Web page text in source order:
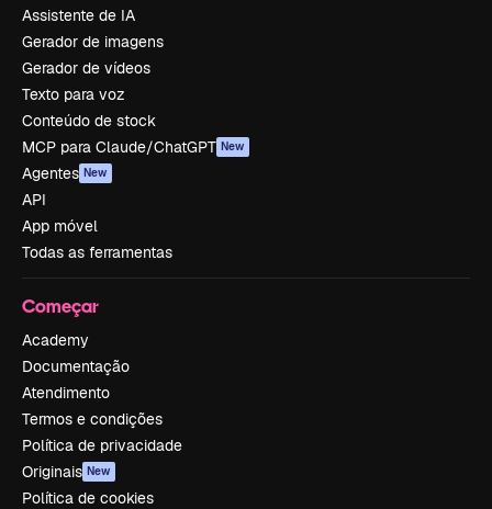
Assistente de IA
Gerador de imagens
Gerador de vídeos
Texto para voz
Conteúdo de stock
MCP para Claude/ChatGPT New
Agentes New
API
App móvel
Todas as ferramentas
Começar
Academy
Documentação
Atendimento
Termos e condições
Política de privacidade
Originais New
Política de cookies